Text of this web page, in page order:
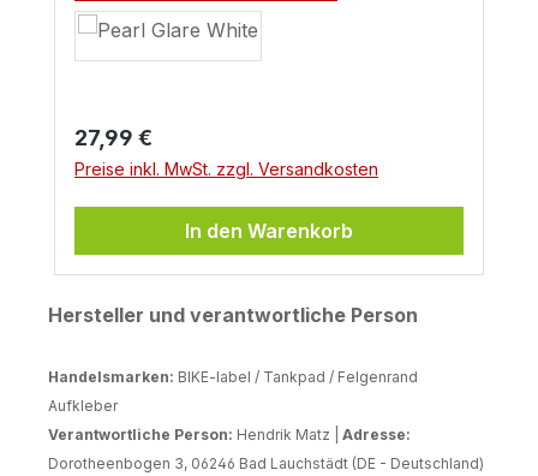
Regulärer Preis:
27,99 €
Preise inkl. MwSt. zzgl. Versandkosten
In den Warenkorb
Hersteller und verantwortliche Person
Handelsmarken: BIKE-label / Tankpad / Felgenrand
Aufkleber
Verantwortliche Person: Hendrik Matz | Adresse:
Dorotheenbogen 3, 06246 Bad Lauchstädt (DE - Deutschland)